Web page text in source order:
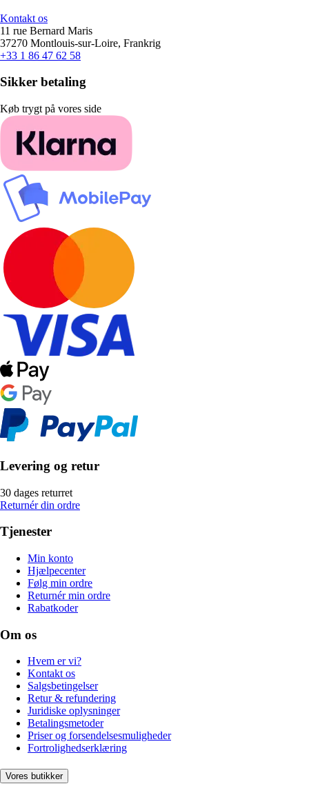
Kontakt os
11 rue Bernard Maris
37270 Montlouis-sur-Loire, Frankrig
+33 1 86 47 62 58
Sikker betaling
Køb trygt på vores side
Levering og retur
30 dages returret
Returnér din ordre
Tjenester
Min konto
Hjælpecenter
Følg min ordre
Returnér min ordre
Rabatkoder
Om os
Hvem er vi?
Kontakt os
Salgsbetingelser
Retur & refundering
Juridiske oplysninger
Betalingsmetoder
Priser og forsendelsesmuligheder
Fortrolighedserklæring
Vores butikker